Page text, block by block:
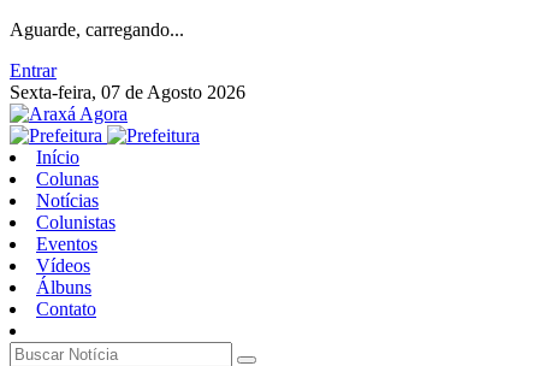
Aguarde, carregando...
Entrar
Sexta-feira, 07 de Agosto 2026
Início
Colunas
Notícias
Colunistas
Eventos
Vídeos
Álbuns
Contato